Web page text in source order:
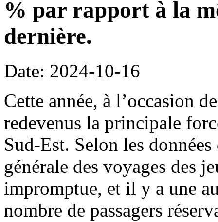
% par rapport à la
dernière.
Date: 2024-10-16
Cette année, à l’occasion
redevenus la principale
Sud-Est. Selon les
générale des voyages des
impromptue, et il y a une
nombre de passagers